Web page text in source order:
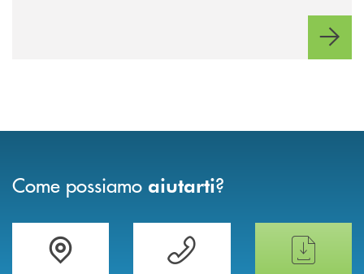
Come possiamo aiutarti?
Trova la filiale più vicina a teHai bisogno di assistenza immediata ?
Hai bisogno di